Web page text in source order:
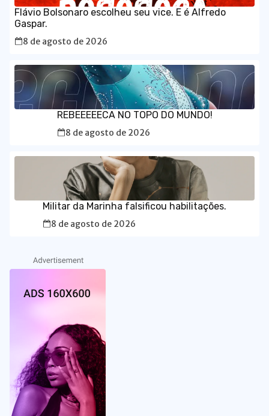
Flávio Bolsonaro escolheu seu vice. E é Alfredo
Gaspar.
8 de agosto de 2026
REBEEEEECA NO TOPO DO MUNDO!
8 de agosto de 2026
Militar da Marinha falsificou habilitações.
8 de agosto de 2026